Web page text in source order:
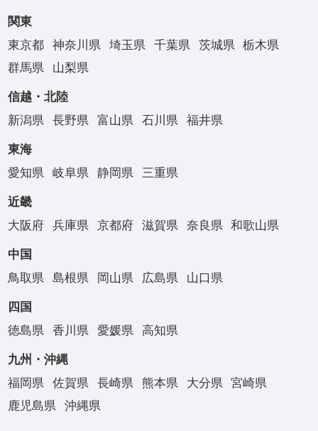
関東
東京都
神奈川県 埼玉県 千葉県 茨城県
栃木県
群馬県
山梨県
信越・北陸
新潟県
長野県 富山県 石川県 福井県
東海
愛知県
岐阜県 静岡県 三重県
近畿
大阪府
兵庫県 京都府 滋賀県 奈良県 和歌山県
中国
鳥取県
島根県 岡山県 広島県 山口県
四国
徳島県
香川県 愛媛県 高知県
九州・沖縄
福岡県
佐賀県 長崎県 熊本県 大分県
宮崎県
鹿児島県
沖縄県